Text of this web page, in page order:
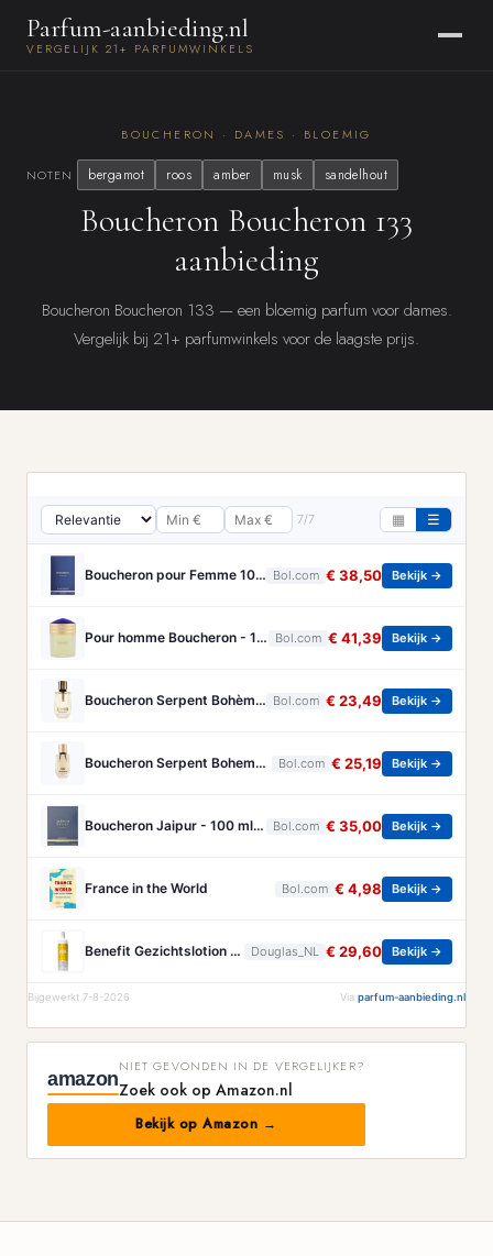
Parfum-aanbieding.nl
VERGELIJK 21+ PARFUMWINKELS
BOUCHERON · DAMES · BLOEMIG
NOTEN bergamot roos amber musk sandelhout
Boucheron Boucheron 133
aanbieding
Boucheron Boucheron 133 — een bloemig parfum voor dames.
Vergelijk bij 21+ parfumwinkels voor de laagste prijs.
7/7 ▦ ☰
Boucheron pour Femme 100 ml Eau de Parfum - Damesparfum Bol.com € 38,50 Bekijk →
Pour homme Boucheron - 100 ml - Eau de parfum Bol.com € 41,39 Bekijk →
Boucheron Serpent Bohème Eau de Parfum 50 ml Bol.com € 23,49 Bekijk →
Boucheron Serpent Boheme Eau de parfum spray 30 ml Bol.com € 25,19 Bekijk →
Boucheron Jaipur - 100 ml - Eau de Parfum - Herenparfum Bol.com € 35,00 Bekijk →
France in the World Bol.com € 4,98 Bekijk →
Benefit Gezichtslotion The POREfessional Gezichtstoner Unisex 133ml Douglas_NL € 29,60 Bekijk →
Bijgewerkt 7-8-2026 Via parfum-aanbieding.nl
amazon
NIET GEVONDEN IN DE VERGELIJKER?
Zoek ook op Amazon.nl
Bekijk op Amazon →